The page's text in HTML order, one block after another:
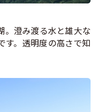
。澄み渡る水と雄大な
す。透明度の高さで知